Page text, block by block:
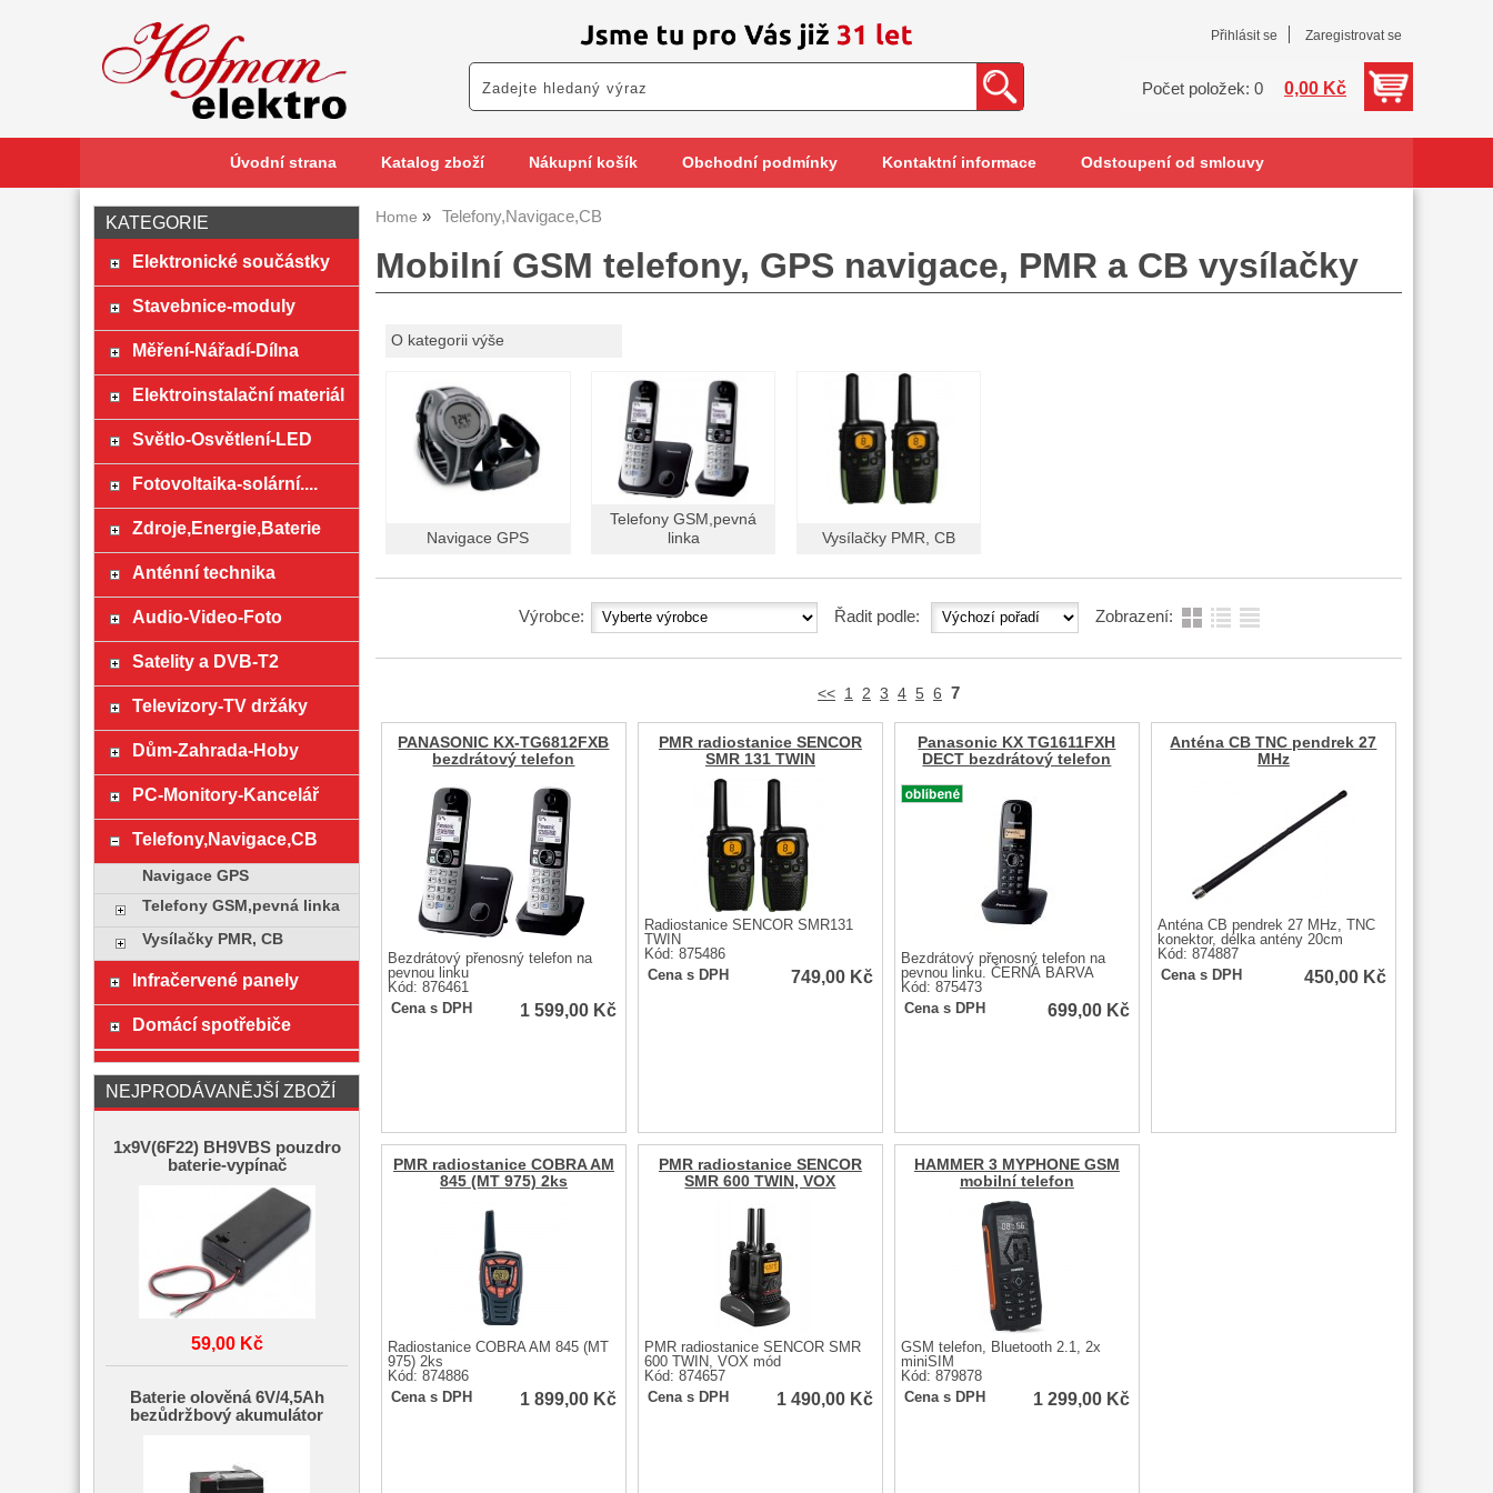
Přihlásit se Zaregistrovat se
Počet položek: 0 0,00 Kč
Úvodní strana Katalog zboží Nákupní košík Obchodní podmínky Kontaktní informace Odstoupení od smlouvy
Home Telefony,Navigace,CB
Mobilní GSM telefony, GPS navigace, PMR a CB vysílačky
O kategorii výše
Navigace GPS
Telefony GSM,pevná
linka
Vysílačky PMR, CB
Výrobce: Řadit podle: Zobrazení:
<< 1 2 3 4 5 6 7
PANASONIC KX-TG6812FXB
bezdrátový telefon
Bezdrátový přenosný telefon na
pevnou linku
Kód: 876461
Cena s DPH
1 599,00 Kč
PMR radiostanice SENCOR
SMR 131 TWIN
Radiostanice SENCOR SMR131
TWIN
Kód: 875486
Cena s DPH
749,00 Kč
Panasonic KX TG1611FXH
DECT bezdrátový telefon
Bezdrátový přenosný telefon na
pevnou linku. ČERNÁ BARVA
Kód: 875473
Cena s DPH
699,00 Kč
Anténa CB TNC pendrek 27
MHz
Anténa CB pendrek 27 MHz, TNC
konektor, délka antény 20cm
Kód: 874887
Cena s DPH
450,00 Kč
PMR radiostanice COBRA AM
845 (MT 975) 2ks
Radiostanice COBRA AM 845 (MT
975) 2ks
Kód: 874886
Cena s DPH
1 899,00 Kč
PMR radiostanice SENCOR
SMR 600 TWIN, VOX
PMR radiostanice SENCOR SMR
600 TWIN, VOX mód
Kód: 874657
Cena s DPH
1 490,00 Kč
HAMMER 3 MYPHONE GSM
mobilní telefon
GSM telefon, Bluetooth 2.1, 2x
miniSIM
Kód: 879878
Cena s DPH
1 299,00 Kč
KATEGORIE
Elektronické součástky
Stavebnice-moduly
Měření-Nářadí-Dílna
Elektroinstalační materiál
Světlo-Osvětlení-LED
Fotovoltaika-solární....
Zdroje,Energie,Baterie
Anténní technika
Audio-Video-Foto
Satelity a DVB-T2
Televizory-TV držáky
Dům-Zahrada-Hoby
PC-Monitory-Kancelář
Telefony,Navigace,CB
Navigace GPS
Telefony GSM,pevná linka
Vysílačky PMR, CB
Infračervené panely
Domácí spotřebiče
NEJPRODÁVANĚJŠÍ ZBOŽÍ
1x9V(6F22) BH9VBS pouzdro
baterie-vypínač
59,00 Kč
Baterie olověná 6V/4,5Ah
bezůdržbový akumulátor